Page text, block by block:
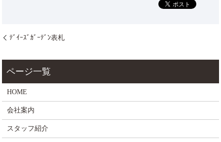
ﾃﾞｲｰｽﾞｶﾞｰﾃﾞﾝ表札
HOME
会社案内
スタッフ紹介